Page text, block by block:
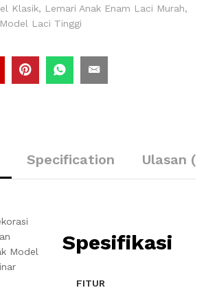
Klasik, Lemari Anak Enam Laci Murah,
Laci Tinggi
Specification Ulasan
Model
Spesifikasi
FITUR